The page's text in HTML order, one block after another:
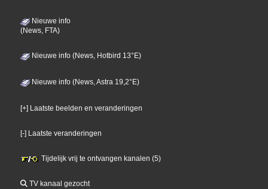
Nieuwe info
(News, FTA)
Nieuwe info (News, Hotbird 13°E)
Nieuwe info (News, Astra 19,2°E)
[+] Laatste beelden en veranderingen
[-] Laatste veranderingen
Tijdelijk vrij te ontvangen kanalen (5)
TV kanaal gezocht